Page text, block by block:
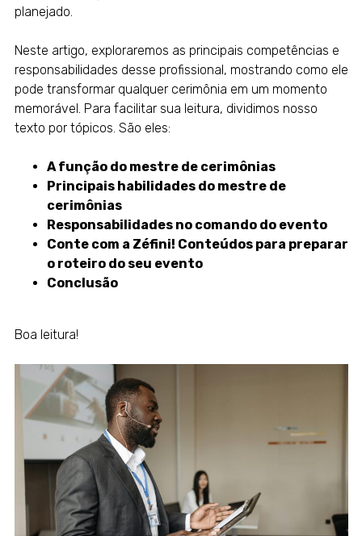
planejado.
Neste artigo, exploraremos as principais competências e
responsabilidades desse profissional, mostrando como ele
pode transformar qualquer cerimônia em um momento
memorável. Para facilitar sua leitura, dividimos nosso
texto por tópicos. São eles:
A função do mestre de cerimônias
Principais habilidades do mestre de
cerimônias
Responsabilidades no comando do evento
Conte com a Zéfini! Conteúdos para preparar
o roteiro do seu evento
Conclusão
Boa leitura!